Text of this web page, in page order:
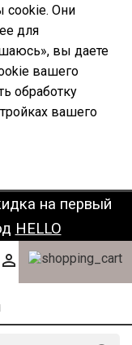
cookie. Они
для
вы даете
вашего
обработку
вашего
на первый
HELLO
